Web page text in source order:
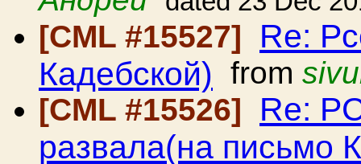
[CML #15527] Re:
Кадебской) from
[CML #15526]
Re:
развала(на письмо